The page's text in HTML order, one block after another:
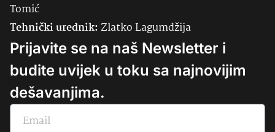
Tomić
Tehnički urednik:Zlatko Lagumdžija
Prijavite se na naš Newsletter i
budite uvijek u toku sa najnovijim
dešavanjima.